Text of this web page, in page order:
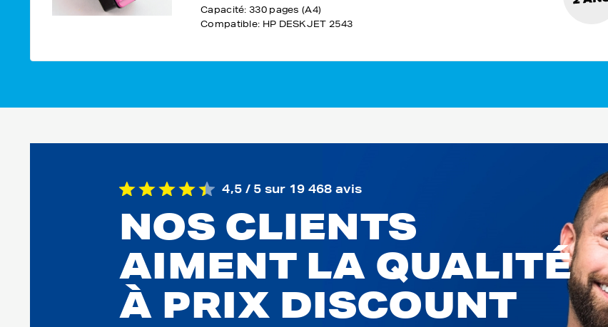
Capacité: 330 pages (A4)
Compatible: HP DESKJET 2543
4,5 / 5 sur 19 468 avis
NOS CLIENTS
AIMENT LA QUALITÉ
À PRIX DISCOUNT